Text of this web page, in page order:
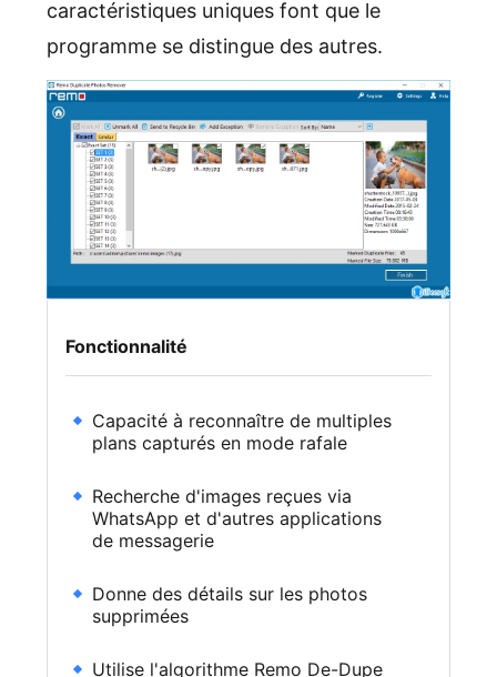
caractéristiques uniques font que le
programme se distingue des autres.
Fonctionnalité
Capacité à reconnaître de multiples
plans capturés en mode rafale
Recherche d'images reçues via
WhatsApp et d'autres applications
de messagerie
Donne des détails sur les photos
supprimées
Utilise l'algorithme Remo De-Dupe